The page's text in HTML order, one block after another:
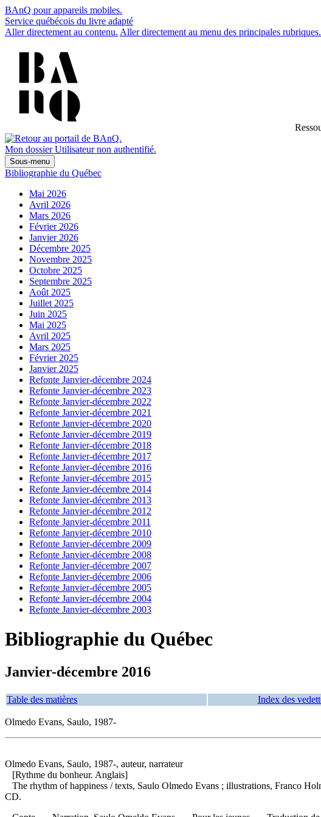
BAnQ pour appareils mobiles.
Service québécois du livre adapté
Aller directement au contenu. Aller directement au menu des principales rubriques.
Mon dossier Utilisateur non authentifié.
Sous-menu
Bibliographie du Québec
Mai 2026
Avril 2026
Mars 2026
Février 2026
Janvier 2026
Décembre 2025
Novembre 2025
Octobre 2025
Septembre 2025
Août 2025
Juillet 2025
Juin 2025
Mai 2025
Avril 2025
Mars 2025
Février 2025
Janvier 2025
Refonte Janvier-décembre 2024
Refonte Janvier-décembre 2023
Refonte Janvier-décembre 2022
Refonte Janvier-décembre 2021
Refonte Janvier-décembre 2020
Refonte Janvier-décembre 2019
Refonte Janvier-décembre 2018
Refonte Janvier-décembre 2017
Refonte Janvier-décembre 2016
Refonte Janvier-décembre 2015
Refonte Janvier-décembre 2014
Refonte Janvier-décembre 2013
Refonte Janvier-décembre 2012
Refonte Janvier-décembre 2011
Refonte Janvier-décembre 2010
Refonte Janvier-décembre 2009
Refonte Janvier-décembre 2008
Refonte Janvier-décembre 2007
Refonte Janvier-décembre 2006
Refonte Janvier-décembre 2005
Refonte Janvier-décembre 2004
Refonte Janvier-décembre 2003
Bibliographie du Québec
Janvier-décembre 2016
Table des matières Index des
Olmedo Evans, Saulo, 1987-
Olmedo Evans, Saulo, 1987-, auteur, narrateur
[Rythme du bonheur. Anglais]
The rhythm of happiness / texts, Saulo Olmedo Evans ; illustrations, Franco
CD.